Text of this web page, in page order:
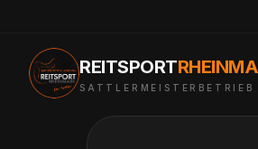
REITSPORT
SATTLERMEISTERBETRIEB